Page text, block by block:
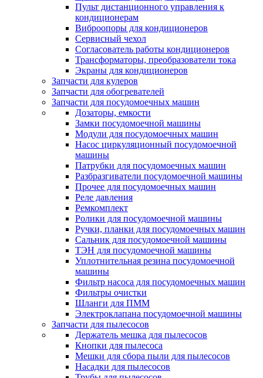
Пульт дистанционного управления к
кондиционерам
Виброопоры для кондиционеров
Сервисный чехол
Согласователь работы кондиционеров
Трансформаторы, преобразователи тока
Экраны для кондиционеров
Запчасти для кулеров
Запчасти для обогревателей
Запчасти для посудомоечных машин
Дозаторы, емкости
Замки посудомоечной машины
Модули для посудомоечных машин
Насос циркуляционный посудомоечной
машины
Патрубки для посудомоечных машин
Разбразгиватели посудомоечной машины
Прочее для посудомоечных машин
Реле давления
Ремкомплект
Ролики для посудомоечной машины
Ручки, планки для посудомоечных машин
Сальник для посудомоечной машины
ТЭН для посудомоечной машины
Уплотнительная резина посудомоечной
машины
Фильтр насоса для посудомоечных машин
Фильтры очистки
Шланги для ПММ
Электроклапана посудомоечной машины
Запчасти для пылесосов
Держатель мешка для пылесосов
Кнопки для пылесоса
Мешки для сбора пыли для пылесосов
Насадки для пылесосов